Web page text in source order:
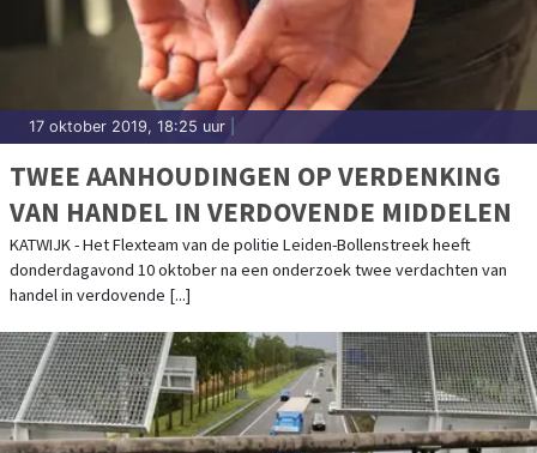
17 oktober 2019, 18:25 uur
TWEE AANHOUDINGEN OP VERDENKING
VAN HANDEL IN VERDOVENDE MIDDELEN
KATWIJK - Het Flexteam van de politie Leiden-Bollenstreek heeft
donderdagavond 10 oktober na een onderzoek twee verdachten van
handel in verdovende [...]